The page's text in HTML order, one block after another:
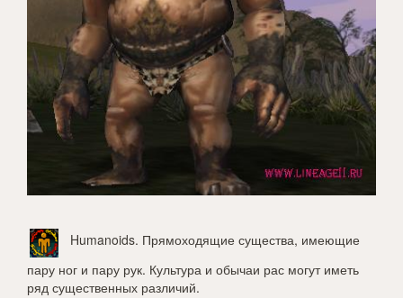
Humanoids. Прямоходящие существа, имеющие
пару ног и пару рук. Культура и обычаи рас могут иметь
ряд существенных различий.